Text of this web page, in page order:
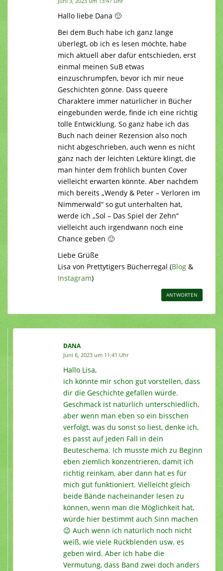
Hallo liebe Dana 🙂
Bei dem Buch habe ich ganz lange
überlegt, ob ich es lesen möchte, habe
mich aktuell aber dafür entschieden, erst
einmal meinen SuB etwas
einzuschrumpfen, bevor ich mir neue
Geschichten gönne. Dass queere
Charaktere immer natürlicher in Bücher
eingebunden werde, finde ich eine richtig
tolle Entwicklung. So ganz habe ich das
Buch nach deiner Rezension also noch
nicht abgeschrieben, auch wenn es nicht
ganz nach der leichten Lektüre klingt, die
man hinter dem fröhlich bunten Cover
vielleicht erwarten könnte. Aber nachdem
mich bereits „Wendy & Peter – Verloren im
Nimmerwald“ so gut unterhalten hat,
werde ich „Sol – Das Spiel der Zehn“
vielleicht auch irgendwann noch eine
Chance geben 🙂
Liebe Grüße
Lisa von Prettytigers Bücherregal (Blog &
Instagram)
ANTWORTEN
DANA
Juni 6, 2023 um 11:41 Uhr
Hallo Lisa,
ich könnte mir schon gut vorstellen, dass
dir die Geschichte gefallen würde.
Geschmack ist natürlich unterschiedlich,
aber wenn man eben so ein bisschen
verfolgt, was du sonst so liest, denke ich,
es passt auf jeden Fall in dein
Beuteschema. Ich musste mich zu Beginn
eben ziemlich konzentrieren, damit ich
richtig reinkam, aber dann hat es für
mich gut funktioniert. Vielleicht gleich
beide Bände nacheinander lesen zu
können, wenn man die Möglichkeit hat,
würde hier bestimmt auch Sinn machen
😉 Auch wenn ich natürlich noch nicht
weiß, wie viele Rückblenden usw. es
geben wird. Aber ich habe die
Vermutung, dass Band zwei doch anders